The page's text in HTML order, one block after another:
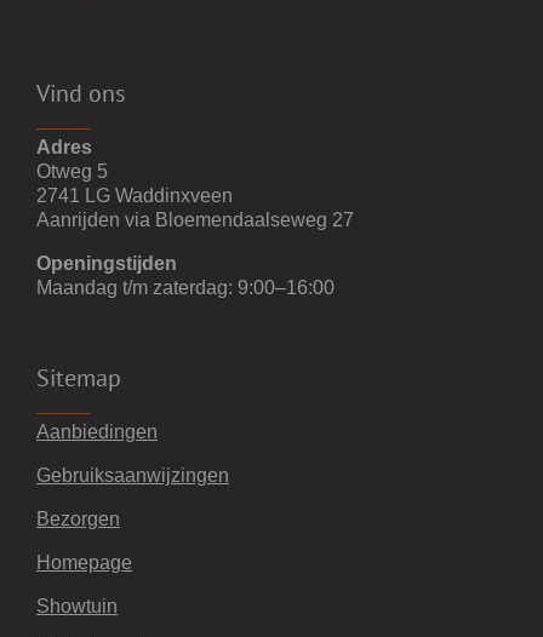
Vind ons
Adres
Otweg 5
2741 LG Waddinxveen
Aanrijden via Bloemendaalseweg 27
Openingstijden
Maandag t/m zaterdag: 9:00–16:00
Sitemap
Aanbiedingen
Gebruiksaanwijzingen
Bezorgen
Homepage
Showtuin